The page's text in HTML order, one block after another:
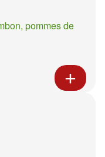
pommes de